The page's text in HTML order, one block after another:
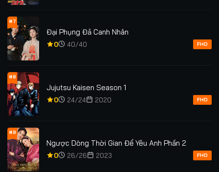
#7
Đại Phụng Đả Canh Nhân
0 40/40 FHD
#8
Jujutsu Kaisen Season 1
0 24/24 2020 FHD
#9
Ngược Dòng Thời Gian Để Yêu Anh Phần 2
0 26/26 2023 FHD